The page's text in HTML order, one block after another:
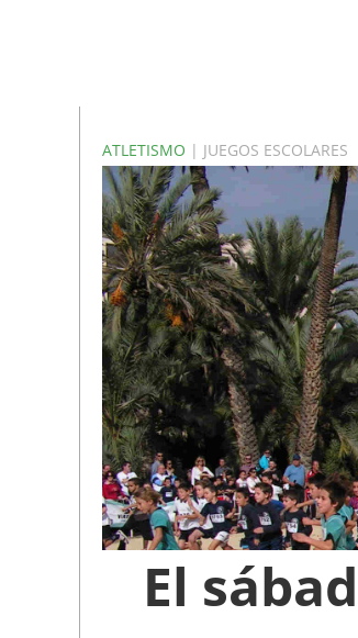
ATLETISMO | JUEGOS ESCOLARES
El